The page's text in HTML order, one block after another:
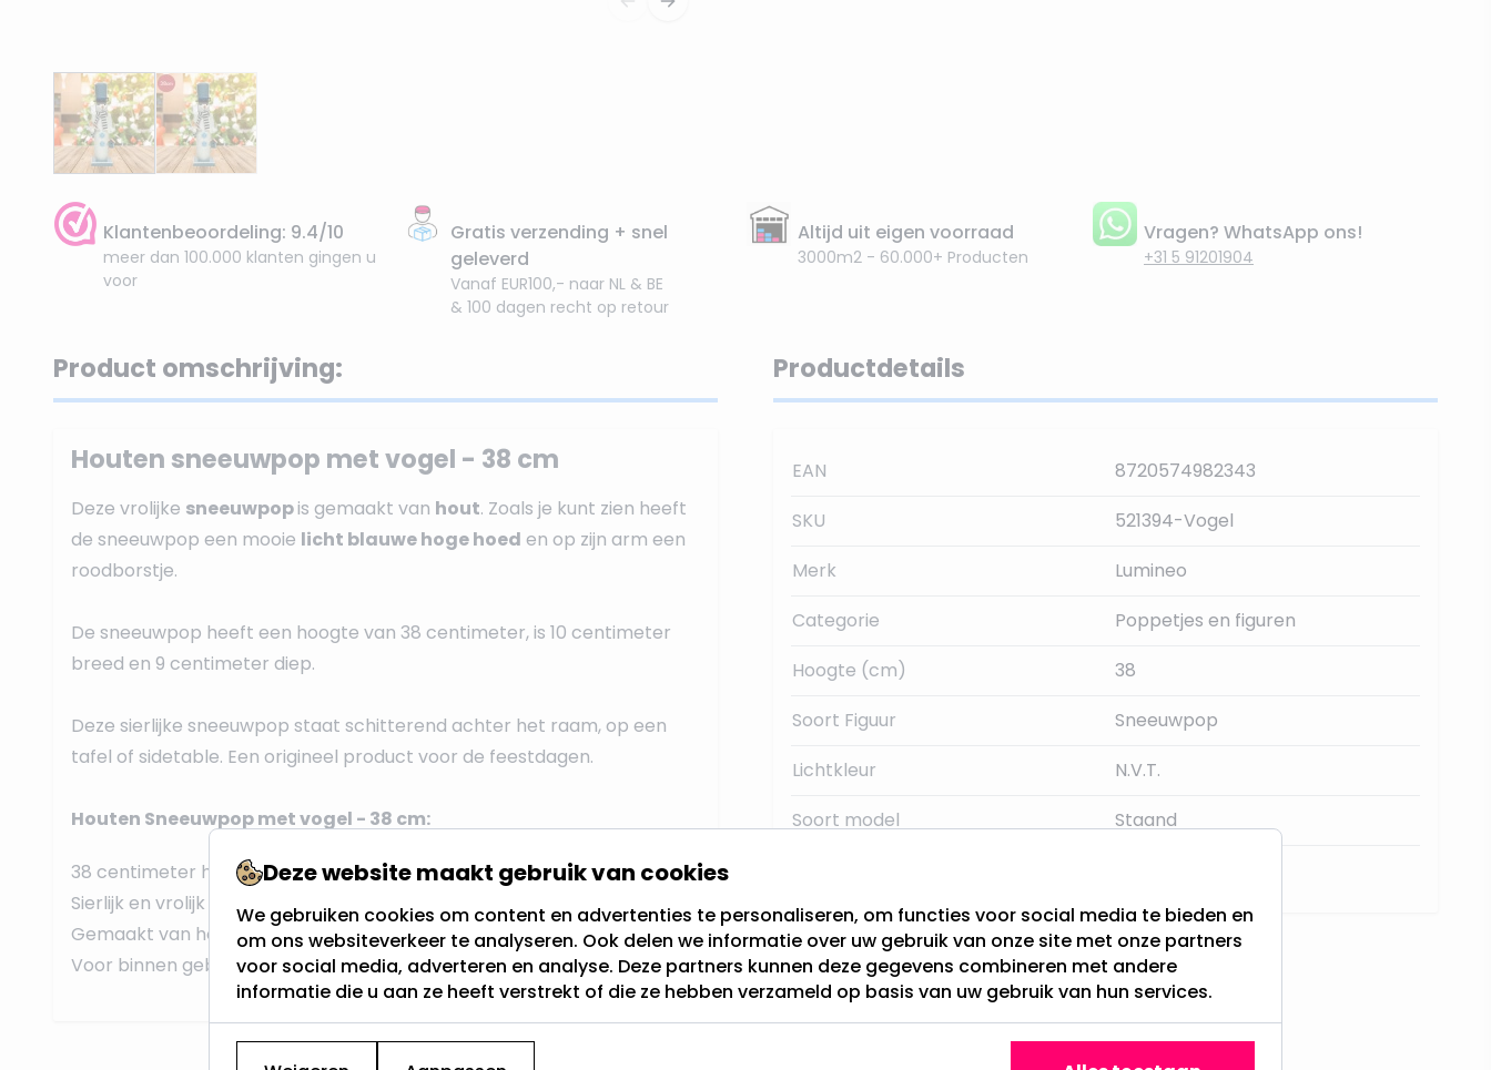
Klantenbeoordeling: 9.4/10
meer dan 100.000 klanten gingen u
voor
Gratis verzending + snel
geleverd
Vanaf EUR100,- naar NL & BE
& 100 dagen recht op retour
Altijd uit eigen voorraad
3000m2 - 60.000+ Producten
Vragen? WhatsApp ons!
+31 5 91201904
Product omschrijving:
Houten sneeuwpop met vogel - 38 cm
Deze vrolijke sneeuwpopis gemaakt van hout. Zoals je kunt zien heeft
de sneeuwpop een mooie licht blauwe hoge hoed en op zijn arm een
roodborstje.
De sneeuwpop heeft een hoogte van 38 centimeter, is 10 centimeter
breed en 9 centimeter diep.
Deze sierlijke sneeuwpop staat schitterend achter het raam, op een
tafel of sidetable. Een origineel product voor de feestdagen.
Houten Sneeuwpop met vogel - 38 cm:
38 centimeter hoog
Sierlijk en vrolijk uiterlijk
Gemaakt van hout
Voor binnen gebruik
Productdetails
EAN
8720574982343
SKU
521394-Vogel
Merk
Lumineo
Categorie
Poppetjes en figuren
Hoogte (cm)
38
Soort Figuur
Sneeuwpop
Lichtkleur
N.V.T.
Soort model
Staand
Deze website maakt gebruik van cookies
We gebruiken cookies om content en advertenties te personaliseren, om functies voor social media te bieden en
om ons websiteverkeer te analyseren. Ook delen we informatie over uw gebruik van onze site met onze partners
voor social media, adverteren en analyse. Deze partners kunnen deze gegevens combineren met andere
informatie die u aan ze heeft verstrekt of die ze hebben verzameld op basis van uw gebruik van hun services.